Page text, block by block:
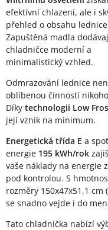
efektivní chlazení, ale i
přehled o obsahu
Zapuštěná madla
chladničce moderní a
minimalistický vzhled.
Odmrazování lednice
oblíbenou činností
Díky technologii Low
její vznik na minimum.
Energetická třída E a
energie 195 kWh/rok
vaše náklady na energie
pod kontrolou. S
rozměry 150x47x51,1 cm
se snadno vejde i do
Tato chladnička nabízí